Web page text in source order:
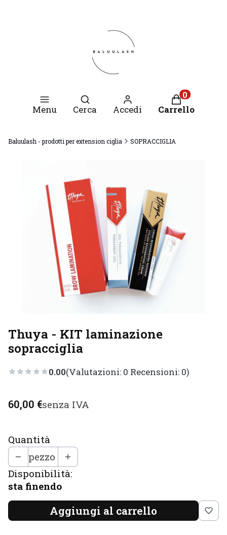
Menu
Apri motore di ricerca
Cerca Accedi
Prodotti nel
Carrello
Baluulash - prodotti per extension ciglia SOPRACCIGLIA
Thuya - KIT laminazione
sopracciglia
0.00(Valutazioni: 0 Recensioni: 0)
Prezzo
60,00 €senza IVA
Quantità
pezzo
Disponibilità:
sta finendo
Aggiungi al carrello